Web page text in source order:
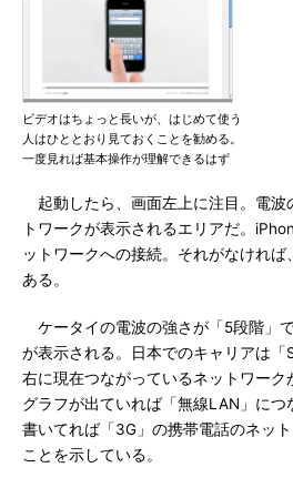
ビデオはちょっと長いが、はじめて使う
人はひととおり見ておくことを勧める。
一度見れば基本操作が理解できるはず
起動したら、画面左上に注目。電波
トワークが表示されるエリアだ。
ットワークへの接続。それがなけれ
ある。
ケータイの電波の強さが「5段階」
が表示される。日本でのキャリアは
右に現在つながっているネットワー
グラフが出ていれば「無線LAN」につ
書いてれば「3G」の携帯電話のネッ
ことを示している。